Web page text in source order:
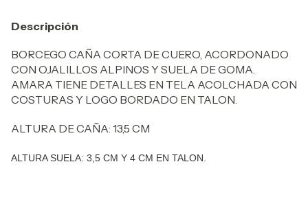
Descripción
BORCEGO CAÑA CORTA DE CUERO, ACORDONADO
CON OJALILLOS ALPINOS Y SUELA DE GOMA.
AMARA TIENE DETALLES EN TELA ACOLCHADA CON
COSTURAS Y LOGO BORDADO EN TALON.
ALTURA DE CAÑA: 13,5 CM
ALTURA SUELA: 3,5 CM Y 4 CM EN TALON.